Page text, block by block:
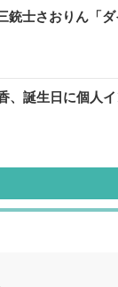
銃士さおりん「
、誕生日に個人